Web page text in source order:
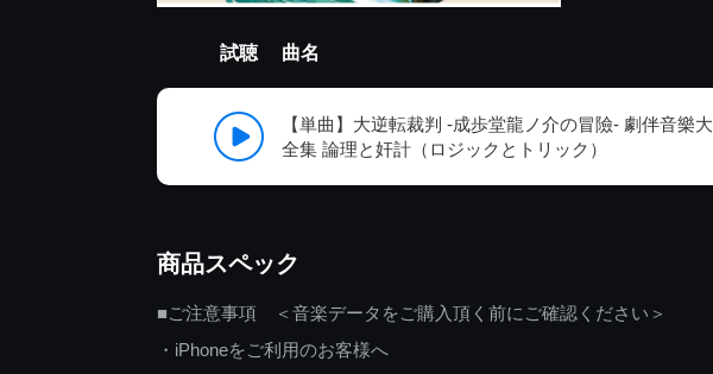
試聴 曲名
【単曲】大逆転裁判 -成歩堂龍ノ介の冒險- 劇伴音樂大
全集 論理と奸計（ロジックとトリック）
商品スペック
■ご注意事項 ＜音楽データをご購入頂く前にご確認ください＞
・iPhoneをご利用のお客様へ